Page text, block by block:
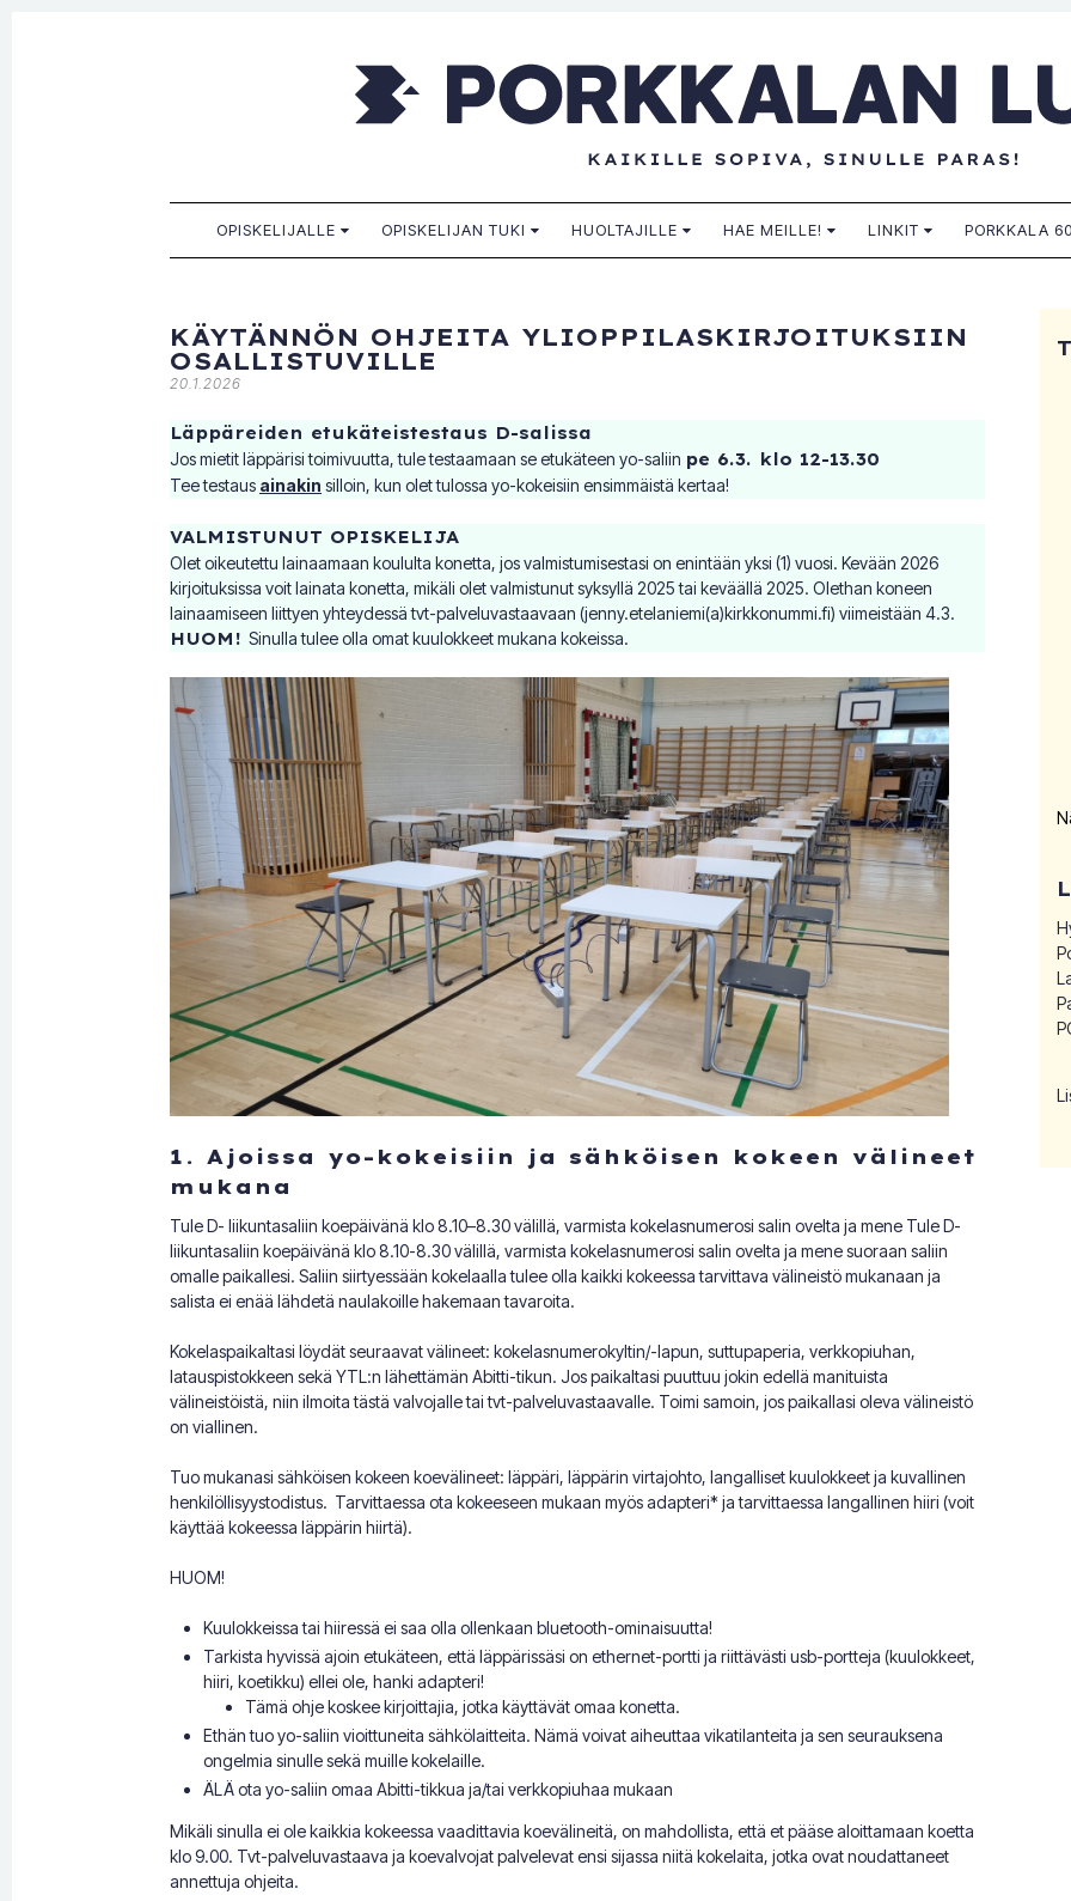
Porkkalan lukio
Kaikille sopiva, sinulle paras!
OPISKELIJALLE
OPISKELIJAN TUKI HUOLTAJILLE HAE MEILLE! LINKIT PORKKALA
KÄYTÄNNÖN OHJEITA YLIOPPILASKIRJOITUKSIIN
OSALLISTUVILLE
20.1.2026
Läppäreiden etukäteistestaus D-salissa
Jos mietit läppärisi toimivuutta, tule testaamaan se etukäteen yo-saliin pe 6.3. klo 12-13.30
Tee testaus ainakin silloin, kun olet tulossa yo-kokeisiin ensimmäistä kertaa!
VALMISTUNUT OPISKELIJA
Olet oikeutettu lainaamaan koululta konetta, jos valmistumisestasi on enintään yksi (1) vuosi. Kevään 2026
kirjoituksissa voit lainata konetta, mikäli olet valmistunut syksyllä 2025 tai keväällä 2025. Olethan koneen
lainaamiseen liittyen yhteydessä tvt-palveluvastaavaan (jenny.etelaniemi(a)kirkkonummi.fi) viimeistään 4.3.
HUOM! Sinulla tulee olla omat kuulokkeet mukana kokeissa.
1. Ajoissa yo-kokeisiin ja sähköisen kokeen välineet
mukana
Tule D- liikuntasaliin koepäivänä klo 8.10–8.30 välillä, varmista kokelasnumerosi salin ovelta ja mene Tule D-
liikuntasaliin koepäivänä klo 8.10-8.30 välillä, varmista kokelasnumerosi salin ovelta ja mene suoraan saliin
omalle paikallesi. Saliin siirtyessään kokelaalla tulee olla kaikki kokeessa tarvittava välineistö mukanaan ja
salista ei enää lähdetä naulakoille hakemaan tavaroita.
Kokelaspaikaltasi löydät seuraavat välineet: kokelasnumerokyltin/-lapun, suttupaperia, verkkopiuhan,
latauspistokkeen sekä YTL:n lähettämän Abitti-tikun. Jos paikaltasi puuttuu jokin edellä manituista
välineistöistä, niin ilmoita tästä valvojalle tai tvt-palveluvastaavalle. Toimi samoin, jos paikallasi oleva välineistö
on viallinen.
Tuo mukanasi sähköisen kokeen koevälineet: läppäri, läppärin virtajohto, langalliset kuulokkeet ja kuvallinen
henkilöllisyystodistus. Tarvittaessa ota kokeeseen mukaan myös adapteri* ja tarvittaessa langallinen hiiri (voit
käyttää kokeessa läppärin hiirtä).
HUOM!
Kuulokkeissa tai hiiressä ei saa olla ollenkaan bluetooth-ominaisuutta!
Tarkista hyvissä ajoin etukäteen, että läppärissäsi on ethernet-portti ja riittävästi usb-portteja (kuulokkeet,
hiiri, koetikku) ellei ole, hanki adapteri!
Tämä ohje koskee kirjoittajia, jotka käyttävät omaa konetta.
Ethän tuo yo-saliin vioittuneita sähkölaitteita. Nämä voivat aiheuttaa vikatilanteita ja sen seurauksena
ongelmia sinulle sekä muille kokelaille.
ÄLÄ ota yo-saliin omaa Abitti-tikkua ja/tai verkkopiuhaa mukaan
Mikäli sinulla ei ole kaikkia kokeessa vaadittavia koevälineitä, on mahdollista, että et pääse aloittamaan koetta
klo 9.00. Tvt-palveluvastaava ja koevalvojat palvelevat ensi sijassa niitä kokelaita, jotka ovat noudattaneet
annettuja ohjeita.